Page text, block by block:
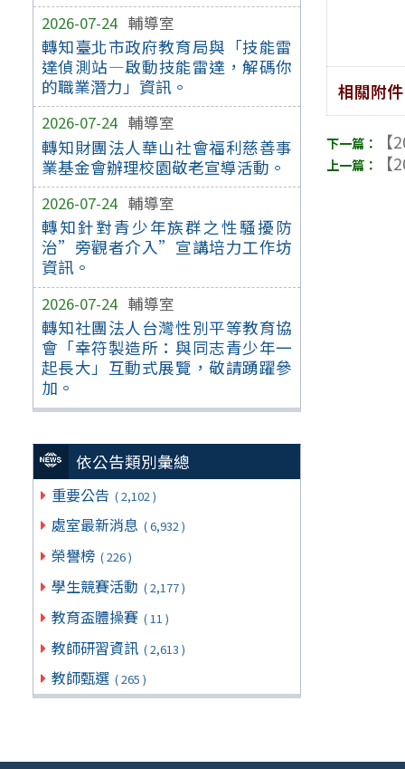
2026-07-24 輔導室
轉知臺北市政府教育局與「技能雷
達偵測站—啟動技能雷達，解碼你
的職業潛力」資訊。
2026-07-24 輔導室
轉知財團法人華山社會福利慈善事
業基金會辦理校園敬老宣導活動。
2026-07-24 輔導室
轉知針對青少年族群之性騷擾防
治”旁觀者介入”宣講培力工作坊
資訊。
2026-07-24 輔導室
轉知社團法人台灣性別平等教育協
會「幸符製造所：與同志青少年一
起長大」互動式展覽，敬請踴躍參
加。
依公告類別彙總
重要公告 ( 2,102 )
處室最新消息 ( 6,932 )
榮譽榜 ( 226 )
學生競賽活動 ( 2,177 )
教育盃體操賽 ( 11 )
教師研習資訊 ( 2,613 )
教師甄選 ( 265 )
相關附件